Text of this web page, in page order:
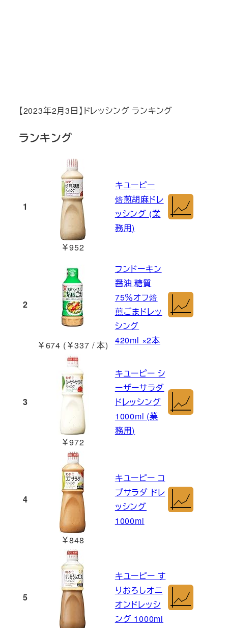
【2023年2月3日】ドレッシング ランキング
ランキング
1
￥952
キユーピー
焙煎胡麻ドレ
ッシング (業
務用)
2
￥674 (￥337 / 本)
フンドーキン
醤油 糖質
75％オフ焙
煎ごまドレッ
シング
420ml ×2本
3
￥972
キユーピー シ
ーザーサラダ
ドレッシング
1000ml (業
務用)
4
￥848
キユーピー コ
ブサラダ ドレ
ッシング
1000ml
5
キユーピー す
りおろしオニ
オンドレッシ
ング 1000ml